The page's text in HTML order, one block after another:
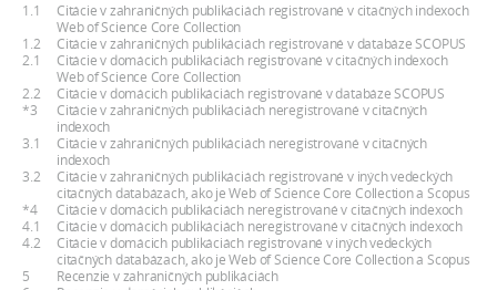
o
n
o
c
h
1.1
Citácie v zahraničných publikáciách registrované v citačných indexoch
Web of Science Core Collection
1.2
Citácie v zahraničných publikáciách registrované v databáze SCOPUS
2.1
Citácie v domácich publikáciách registrované v citačných indexoch
Web of Science Core Collection
2.2
Citácie v domácich publikáciách registrované v databáze SCOPUS
*3
Citácie v zahraničných publikáciách neregistrované v citačných
indexoch
3.1
Citácie v zahraničných publikáciách neregistrované v citačných
indexoch
3.2
Citácie v zahraničných publikáciách registrované v iných vedeckých
citačných databázach, ako je Web of Science Core Collection a Scopus
*4
Citácie v domácich publikáciách neregistrované v citačných indexoch
4.1
Citácie v domácich publikáciách neregistrované v citačných indexoch
4.2
Citácie v domácich publikáciách registrované v iných vedeckých
citačných databázach, ako je Web of Science Core Collection a Scopus
5
Recenzie v zahraničných publikáciách